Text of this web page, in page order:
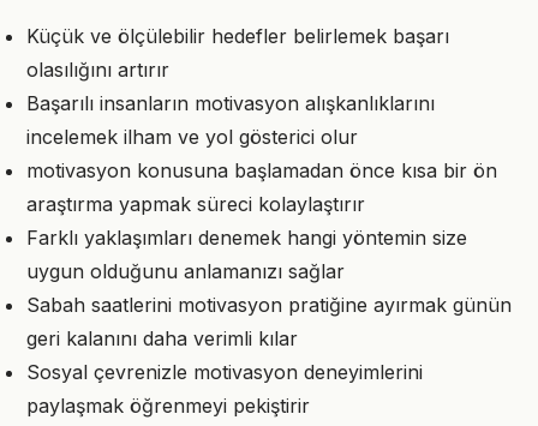
Küçük ve ölçülebilir hedefler belirlemek başarı
olasılığını artırır
Başarılı insanların motivasyon alışkanlıklarını
incelemek ilham ve yol gösterici olur
motivasyon konusuna başlamadan önce kısa bir ön
araştırma yapmak süreci kolaylaştırır
Farklı yaklaşımları denemek hangi yöntemin size
uygun olduğunu anlamanızı sağlar
Sabah saatlerini motivasyon pratiğine ayırmak günün
geri kalanını daha verimli kılar
Sosyal çevrenizle motivasyon deneyimlerini
paylaşmak öğrenmeyi pekiştirir